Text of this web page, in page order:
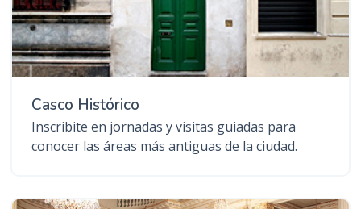
Casco Histórico
Inscribite en jornadas y visitas guiadas para
conocer las áreas más antiguas de la ciudad.